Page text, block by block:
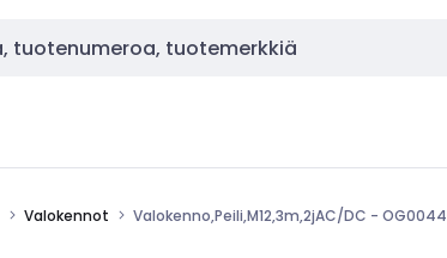
Valokennot Valokenno,Peili,M12,3m,2jAC/DC - OG0044